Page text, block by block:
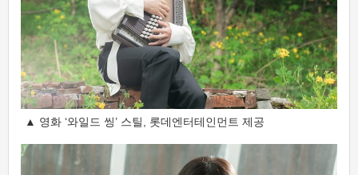
▲ 영화 ‘와일드 씽’ 스틸, 롯데엔터테인먼트 제공